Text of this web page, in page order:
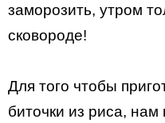
заморозить, утром
сковороде!
Для того чтобы
биточки из риса,